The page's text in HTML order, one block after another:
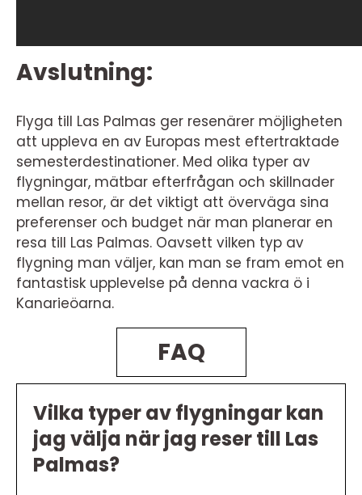
Avslutning:
Flyga till Las Palmas ger resenärer möjligheten
att uppleva en av Europas mest eftertraktade
semesterdestinationer. Med olika typer av
flygningar, mätbar efterfrågan och skillnader
mellan resor, är det viktigt att överväga sina
preferenser och budget när man planerar en
resa till Las Palmas. Oavsett vilken typ av
flygning man väljer, kan man se fram emot en
fantastisk upplevelse på denna vackra ö i
Kanarieöarna.
FAQ
Vilka typer av flygningar kan
jag välja när jag reser till Las
Palmas?